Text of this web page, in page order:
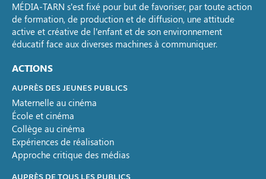
MÉDIA-TARN s’est fixé pour but de favoriser, par toute action
de formation, de production et de diffusion, une attitude
active et créative de l’enfant et de son environnement
éducatif face aux diverses machines à communiquer.
ACTIONS
AUPRÈS DES JEUNES PUBLICS
Maternelle au cinéma
École et cinéma
Collège au cinéma
Expériences de réalisation
Approche critique des médias